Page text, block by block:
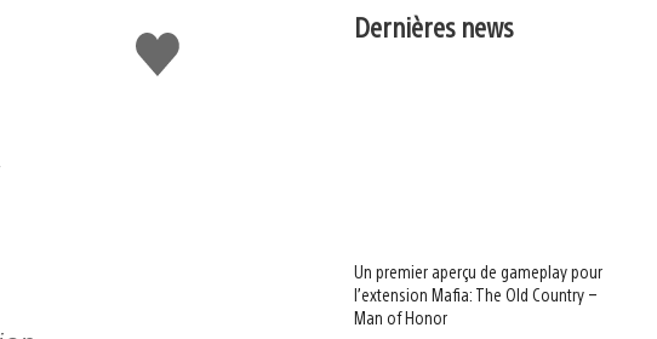
J'aime Dernières news
Un premier aperçu de gameplay pour
l’extension Mafia: The Old Country –
Man of Honor